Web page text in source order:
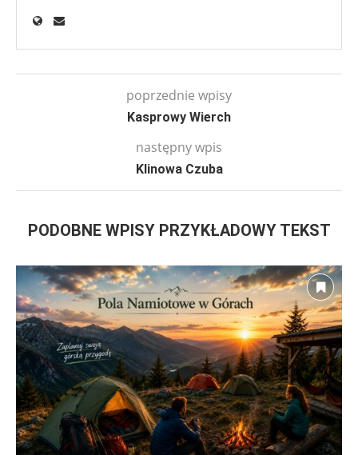
poprzednie wpisy
Kasprowy Wierch
następny wpis
Klinowa Czuba
PODOBNE WPISY PRZYKŁADOWY TEKST